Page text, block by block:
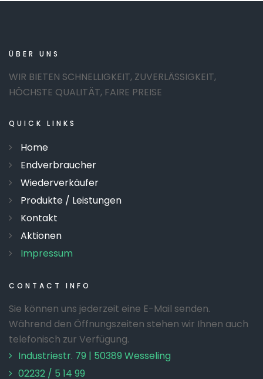
ÜBER UNS
WIR BIETEN SCHNELLIGKEIT, ZUVERLÄSSIGKEIT,
HÖCHSTE QUALITÄT, FAIRE PREISE
QUICK LINKS
Home
Endverbraucher
Wiederverkäufer
Produkte / Leistungen
Kontakt
Aktionen
Impressum
CONTACT INFO
Sie können uns jederzeit eine E-Mail senden.
Während den Öffnungszeiten stehen wir Ihnen auch
telefonisch zur Verfügung.
Industriestr. 79 | 50389 Wesseling
02232 / 5 14 99